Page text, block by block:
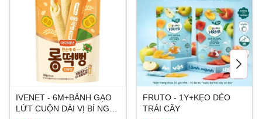
IVENET - 6M+BÁNH GẠO
LỨT CUỘN DÀI VỊ BÍ NGÔ
FRUTO - 1Y+KẸO DẺO
TRÁI CÂY